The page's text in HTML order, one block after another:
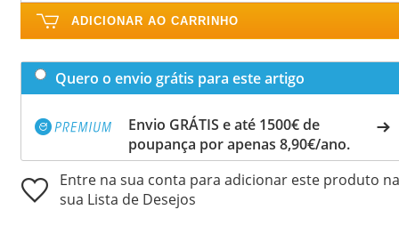
ADICIONAR AO CARRINHO
Quero o envio grátis para este artigo
Envio GRÁTIS e até 1500€ de
poupança por apenas 8,90€/ano.
Entre na sua conta para adicionar este produto na
sua Lista de Desejos